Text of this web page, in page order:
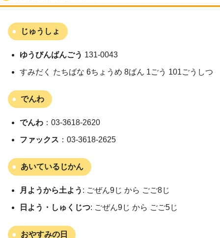
じゅうしょ
ゆうびんばんごう 131-0043
すみだく たちばな 6ちょうめ 8ばん 1ごう 101ごうしつ
でんわ
でんわ ：03-3618-2620
ファックス ：03-3618-2625
あいているじかん
月ようから土よう : ごぜん9じ から ごご8じ
日よう・しゅくじつ: ごぜん9じ から ごご5じ
おやすみの日